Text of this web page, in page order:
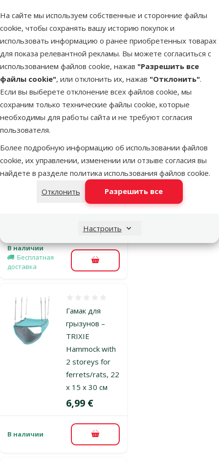
На сайте мы используем собственные и сторонние файлы
cookie, чтобы сохранять вашу историю покупок и
использовать информацию о ранее приобретенных товарах
для показа релевантной рекламы. Вы можете согласиться с
использованием файлов cookie, нажав "Разрешить все
файлы cookie", или отклонить их, нажав "Отклонить".
Если вы выберете отклонение всех файлов cookie, мы
сохраним только технические файлы cookie, которые
необходимы для работы сайта и не требуют согласия
пользователя.
Более подробную информацию об использовании файлов
cookie, их управлении, изменении или отзыве согласия вы
найдете в разделе политика использования файлов cookie.
Отклонить
Разрешить все
Настроить
Исходная цена
44,99 €
Цена
32,98 €
Скидка
марка
Бесплатная
доставка
В корзину
кошек – Magic
Cat Renata
Carpet Grey
Исходная цена
84,99 €
Цена
59,98 €
Скидка
-29 %
В наличии
Бесплатная
доставка
В корзину
Гамак для
грызунов –
TRIXIE
Hammock with
2 storeys for
ferrets/rats, 22
x 15 x 30 см
Цена
6,99 €
В наличии В корзину